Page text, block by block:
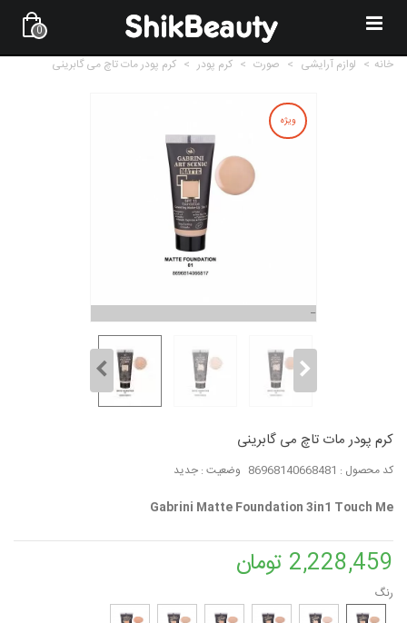
0
خانه > لوازم آرایشی > صورت > کرم پودر > کرم پودر مات تاچ می گابرینی
ویژه
کرم پودر مات تاچ می گابرینی
کد محصول : 86968140668481 وضعیت : جدید
Gabrini Matte Foundation 3in1 Touch Me
2,228,459 تومان
رنگ